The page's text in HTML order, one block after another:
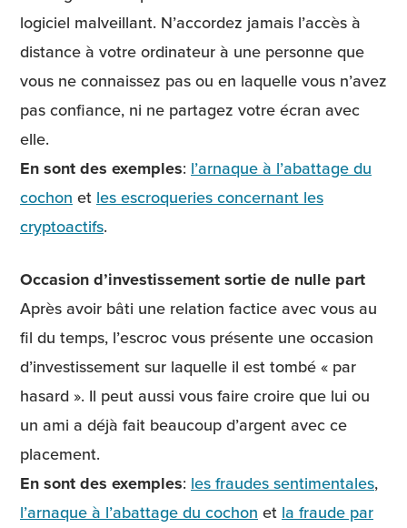
logiciel malveillant. N’accordez jamais l’accès à
distance à votre ordinateur à une personne que
vous ne connaissez pas ou en laquelle vous n’avez
pas confiance, ni ne partagez votre écran avec
elle.
En sont des exemples: l’arnaque à l’abattage du
cochon et les escroqueries concernant les
cryptoactifs.
Occasion d’investissement sortie de nulle part
Après avoir bâti une relation factice avec vous au
fil du temps, l’escroc vous présente une occasion
d’investissement sur laquelle il est tombé « par
hasard ». Il peut aussi vous faire croire que lui ou
un ami a déjà fait beaucoup d’argent avec ce
placement.
En sont des exemples: les fraudes sentimentales,
l’arnaque à l’abattage du cochon et la fraude par